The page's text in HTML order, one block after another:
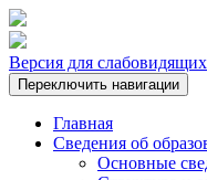
Версия для слабовидящих
Переключить навигации
Главная
Сведения об
Основные